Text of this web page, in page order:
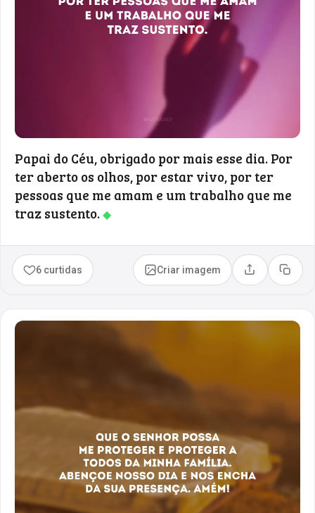
Papai do Céu, obrigado por mais esse dia. Por
ter aberto os olhos, por estar vivo, por ter
pessoas que me amam e um trabalho que me
traz sustento.◆
6 curtidas Criar imagem Compartilhar
Copiar